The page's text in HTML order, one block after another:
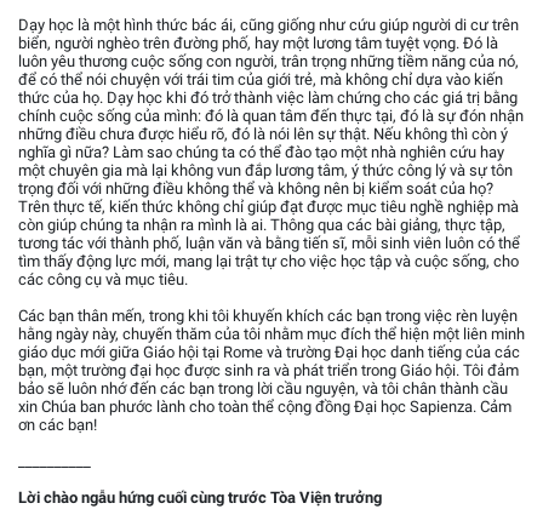
Dạy học là một hình thức bác ái, cũng giống như cứu giúp người di cư trên
biển, người nghèo trên đường phố, hay một lương tâm tuyệt vọng. Đó là
luôn yêu thương cuộc sống con người, trân trọng những tiềm năng của nó,
để có thể nói chuyện với trái tim của giới trẻ, mà không chỉ dựa vào kiến
thức của họ. Dạy học khi đó trở thành việc làm chứng cho các giá trị bằng
chính cuộc sống của mình: đó là quan tâm đến thực tại, đó là sự đón nhận
những điều chưa được hiểu rõ, đó là nói lên sự thật. Nếu không thì còn ý
nghĩa gì nữa? Làm sao chúng ta có thể đào tạo một nhà nghiên cứu hay
một chuyên gia mà lại không vun đắp lương tâm, ý thức công lý và sự tôn
trọng đối với những điều không thể và không nên bị kiểm soát của họ?
Trên thực tế, kiến thức không chỉ giúp đạt được mục tiêu nghề nghiệp mà
còn giúp chúng ta nhận ra mình là ai. Thông qua các bài giảng, thực tập,
tương tác với thành phố, luận văn và bằng tiến sĩ, mỗi sinh viên luôn có thể
tìm thấy động lực mới, mang lại trật tự cho việc học tập và cuộc sống, cho
các công cụ và mục tiêu.
Các bạn thân mến, trong khi tôi khuyến khích các bạn trong việc rèn luyện
hằng ngày này, chuyến thăm của tôi nhằm mục đích thể hiện một liên minh
giáo dục mới giữa Giáo hội tại Rome và trường Đại học danh tiếng của các
bạn, một trường đại học được sinh ra và phát triển trong Giáo hội. Tôi đảm
bảo sẽ luôn nhớ đến các bạn trong lời cầu nguyện, và tôi chân thành cầu
xin Chúa ban phước lành cho toàn thể cộng đồng Đại học Sapienza. Cảm
ơn các bạn!
Lời chào ngẫu hứng cuối cùng trước Tòa Viện trưởng